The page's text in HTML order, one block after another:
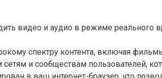
видео и аудио в режиме
спектру контента, включая
и сообществам пользователей,